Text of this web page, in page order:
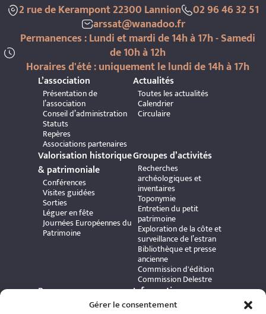
Gérer le consentement
2 rue de Kerampont 22300 Lannion
02 96 46 32 51
arssat@wanadoo.fr
Permanences : Lundi et mardi de 14h à 17h - Samedi
de 10h à 12h
Horaires d'été : uniquement le lundi de 14h à 17h
L’association
Présentation de
l’association
Conseil d’administration
Statuts
Repères
Associations partenaires
Actualités
Toutes les actualités
Calendrier
Circulaire
Valorisation historique
& patrimoniale
Conférences
Visites guidées
Sorties
Léguer en fête
Journées Européennes du
Patrimoine
Groupes d’activités
Recherches
archéologiques et
inventaires
Toponymie
Entretien du petit
patrimoine
Exploration de la côte et
surveillance de l’estran
Bibliothèque et presse
ancienne
Commission d'édition
Commission Delestre
Ressources
Carte interactive
Informations
pratiques